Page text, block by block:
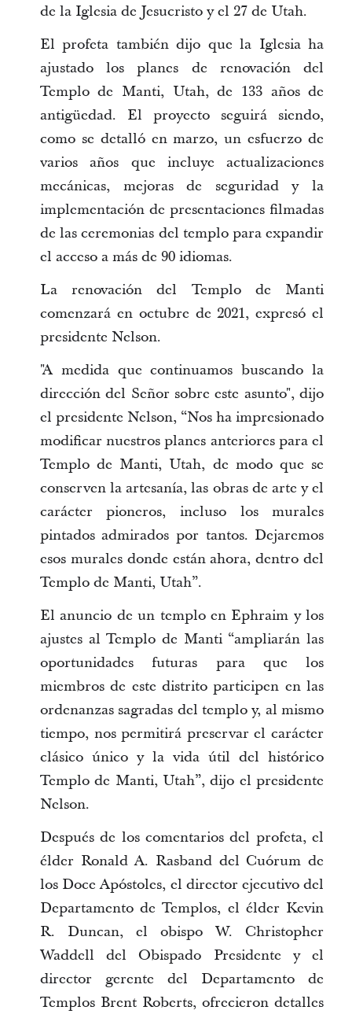
de la Iglesia de Jesucristo y el 27 de Utah.
El profeta también dijo que la Iglesia ha
ajustado los planes de renovación del
Templo de Manti, Utah, de 133 años de
antigüedad. El proyecto seguirá siendo,
como se detalló en marzo, un esfuerzo de
varios años que incluye actualizaciones
mecánicas, mejoras de seguridad y la
implementación de presentaciones filmadas
de las ceremonias del templo para expandir
el acceso a más de 90 idiomas.
La renovación del Templo de Manti
comenzará en octubre de 2021, expresó el
presidente Nelson.
"A medida que continuamos buscando la
dirección del Señor sobre este asunto", dijo
el presidente Nelson, “Nos ha impresionado
modificar nuestros planes anteriores para el
Templo de Manti, Utah, de modo que se
conserven la artesanía, las obras de arte y el
carácter pioneros, incluso los murales
pintados admirados por tantos. Dejaremos
esos murales donde están ahora, dentro del
Templo de Manti, Utah”.
El anuncio de un templo en Ephraim y los
ajustes al Templo de Manti “ampliarán las
oportunidades futuras para que los
miembros de este distrito participen en las
ordenanzas sagradas del templo y, al mismo
tiempo, nos permitirá preservar el carácter
clásico único y la vida útil del histórico
Templo de Manti, Utah”, dijo el presidente
Nelson.
Después de los comentarios del profeta, el
élder Ronald A. Rasband del Cuórum de
los Doce Apóstoles, el director ejecutivo del
Departamento de Templos, el élder Kevin
R. Duncan, el obispo W. Christopher
Waddell del Obispado Presidente y el
director gerente del Departamento de
Templos Brent Roberts, ofrecieron detalles